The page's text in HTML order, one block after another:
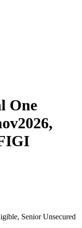
One
Senior Unsecured